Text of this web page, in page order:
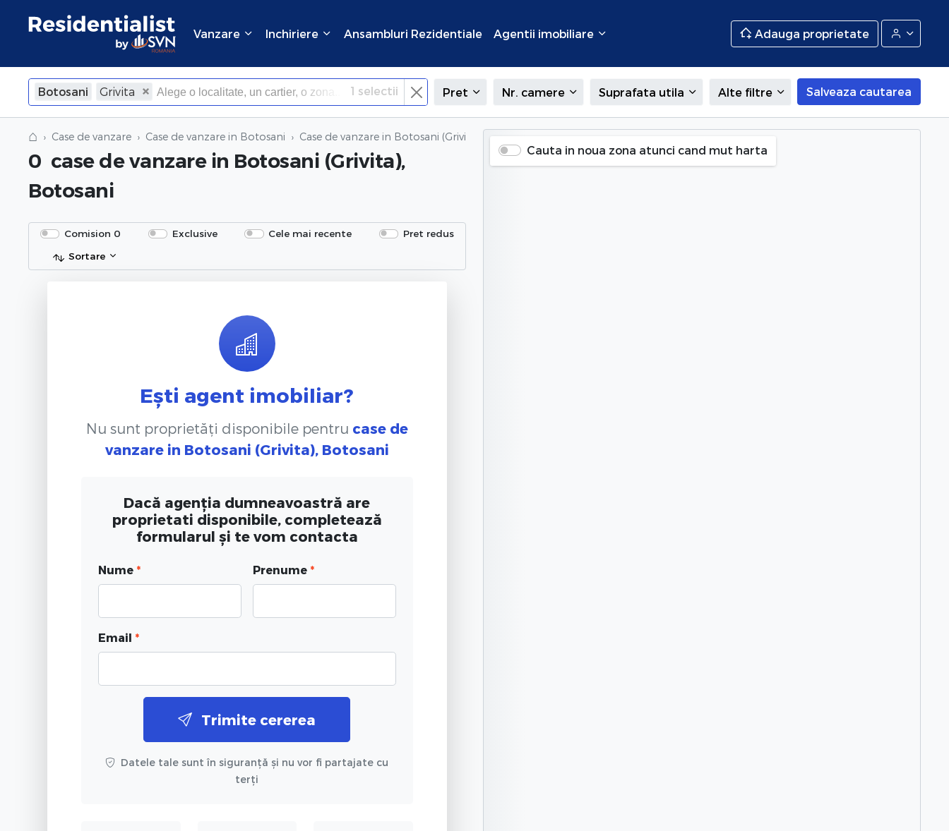
Vanzare Inchiriere Ansambluri Rezidentiale Agentii imobiliare Adauga proprietate
Botosani Grivita
×Inchide
1 selectii Pret Nr. camere Suprafata utila Alte filtre Salveaza cautarea
⌂ Case de vanzare Case de vanzare in Botosani Case de vanzare in Botosani (Grivita), Botosani
0 case de vanzare in Botosani (Grivita),
Botosani
Comision 0 Exclusive Cele mai recente
Pret redus
Sortare
Ești agent imobiliar?
Nu sunt proprietăți disponibile pentru case de
vanzare in Botosani (Grivita), Botosani
Dacă agenția dumneavoastră are
proprietati disponibile, completează
formularul și te vom contacta
Nume * Prenume *
Email *
Trimite cererea
Datele tale sunt în siguranță și nu vor fi partajate cu
terți
Cauta in noua zona atunci cand mut harta